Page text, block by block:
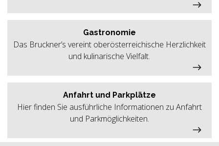
Gastronomie
Das Bruckner’s vereint oberösterreichische Herzlichkeit
und kulinarische Vielfalt.
Anfahrt und Parkplätze
Hier finden Sie ausführliche Informationen zu Anfahrt
und Parkmöglichkeiten.